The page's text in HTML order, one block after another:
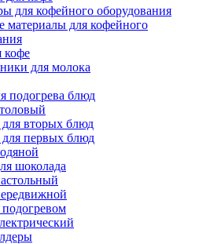
для кофейного оборудования
материалы для кофейного
кофе
для молока
подогрева блюд
вторых блюд
первых блюд
шоколада